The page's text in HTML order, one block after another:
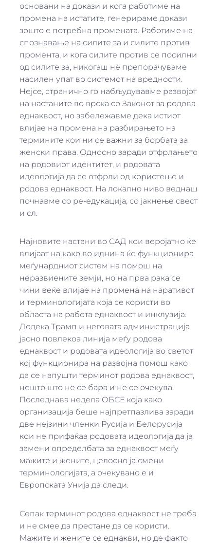
основани на докази и кога работиме на
промена на истатите, генерираме докази
зошто е потребна промената. Работиме на
спознавање на силите за и силите против
промента, и кога силите против се посилни
од силите за, никогаш не препорачуваме
насилен упат во системот на вредности.
Нејсе, странично го набљудувавме развојот
на настаните во врска со Законот за родова
еднаквост, но забележавме дека истиот
влијае на промена на разбирањето на
термините кои ни се важни за борбата за
женски права. Односно заради отфрлањето
на родовиот идентитет, и родовата
идеологија да се отфрли од користење и
родова еднаквост. На локално ниво веднаш
почнавме со ре-едукација, со јакнење свест
и сл.
Најновите настани во САД кои веројатно ќе
влијаат на како во иднина ќе функционира
меѓунардниот систем на помош на
неразвиените земји, но на прва рака се
чини веќе влијае на промена на наративот
и терминологијата која се користи во
областа на работа еднаквост и инклузија.
Додека Трамп и неговата администрација
јасно повлекоа линија меѓу родова
еднаквост и родовата идеологија во светот
кој функционира на развојна помош како
да се напушти терминот родова еднаквост,
нешто што не се бара и не се очекува.
Последнава недела ОБСЕ која како
организација беше најпретпазлива заради
две нејзини членки Русија и Белорусија
кои не прифаќаа родовата идеологија да ја
замени определбата за еднаквост меѓу
мажите и жените, целосно ја смени
терминологијата, а очекувано е и
Европската Унија да следи.
Сепак терминот родова еднаквост не треба
и не смее да престане да се користи.
Мажите и жените се еднакви, но де факто